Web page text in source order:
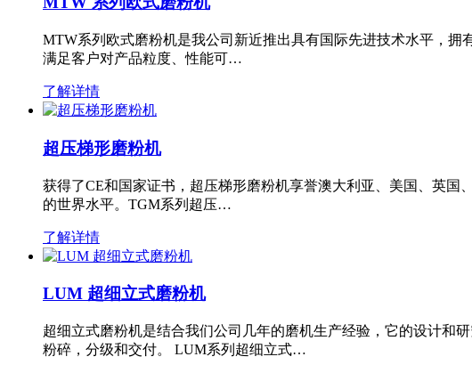
MTW系列欧式磨粉机是我公司新近推出具有国际先进技术水平，
满足客户对产品粒度、性能可…
了解详情
超压梯形磨粉机
获得了CE和国家证书，超压梯形磨粉机享誉澳大利亚、美国、英
的世界水平。TGM系列超压…
了解详情
LUM 超细立式磨粉机
超细立式磨粉机是结合我们公司几年的磨机生产经验，它的设计和
粉碎，分级和交付。 LUM系列超细立式…